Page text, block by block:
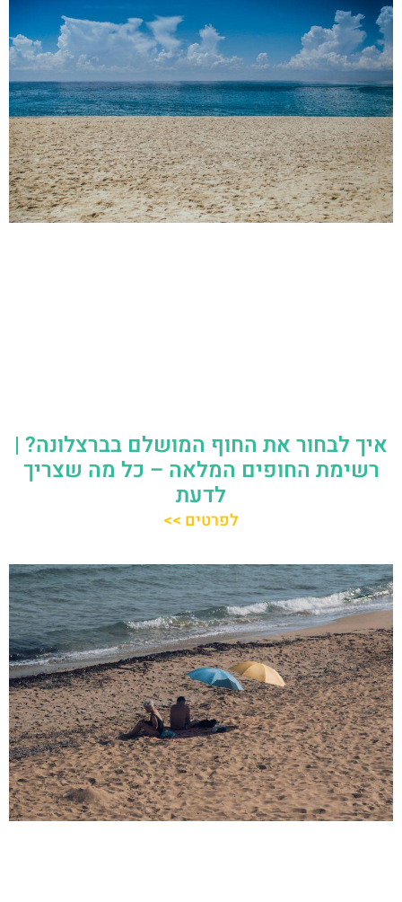
איך לבחור את החוף המושלם בברצלונה? |
רשימת החופים המלאה – כל מה שצריך
לדעת
לפרטים >>